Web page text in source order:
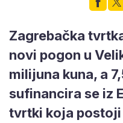
Zagrebačka
novi pogon u
milijuna kuna, a
sufinancira se iz
tvrtki koja postoji